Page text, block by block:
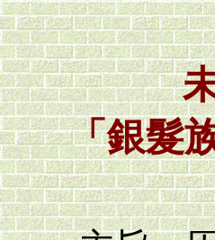
「銀髮